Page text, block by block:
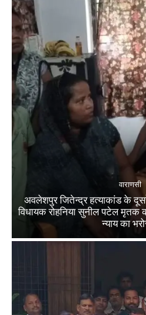
वाराणसी
अवलेशपुर जितेन्द्र हत्याकांड के
विधायक रोहनिया सुनील पटेल मृतक
न्याय का